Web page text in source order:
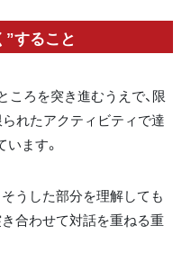
すること
ころを突き進むうえで、限
られたアクティビティで達
ます。
うした部分を理解しても
合わせて対話を重ねる重